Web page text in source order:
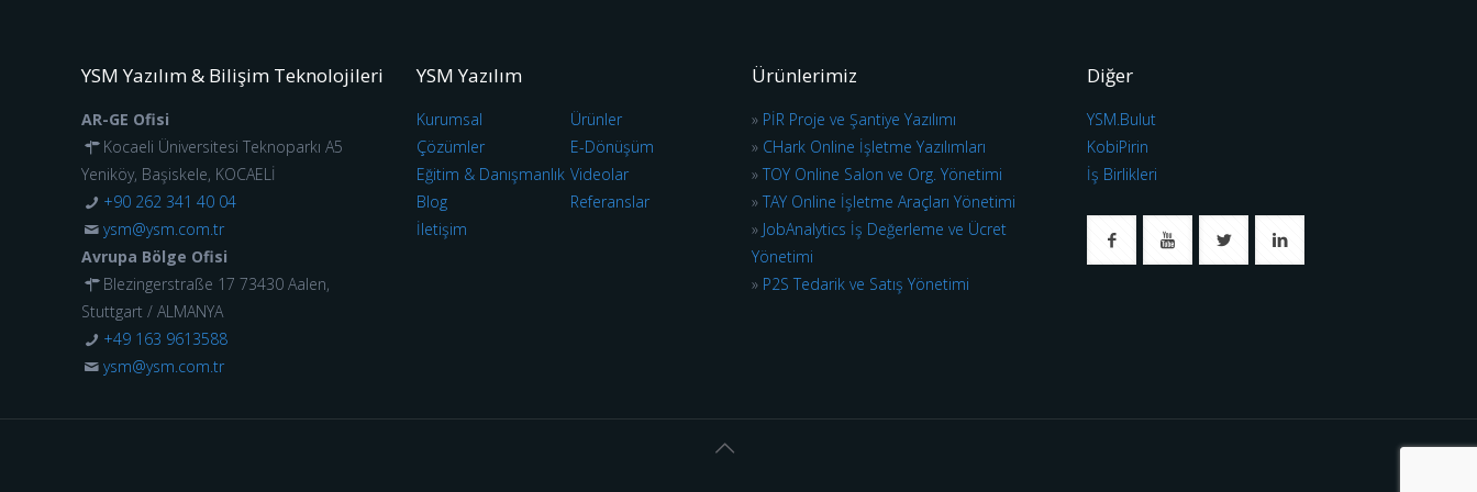
YSM Yazılım & Bilişim Teknolojileri
AR-GE Ofisi
Kocaeli Üniversitesi Teknoparkı A5
Yeniköy, Başiskele, KOCAELİ
+90 262 341 40 04
ysm@ysm.com.tr
Avrupa Bölge Ofisi
Blezingerstraße 17 73430 Aalen,
Stuttgart / ALMANYA
+49 163 9613588
ysm@ysm.com.tr
YSM Yazılım
Kurumsal
Ürünler
Çözümler
E-Dönüşüm
Eğitim & Danışmanlık Videolar
Blog
Referanslar
İletişim
Ürünlerimiz
» PİR Proje ve Şantiye Yazılımı
» CHark Online İşletme Yazılımları
»TOY Online Salon ve Org. Yönetimi
»TAY Online İşletme Araçları Yönetimi
» JobAnalytics İş Değerleme ve Ücret
Yönetimi
» P2S Tedarik ve Satış Yönetimi
Diğer
YSM.Bulut
KobiPirin
İş Birlikleri